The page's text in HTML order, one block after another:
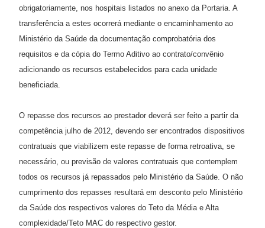
obrigatoriamente, nos hospitais listados no anexo da Portaria. A
transferência a estes ocorrerá mediante o encaminhamento ao
Ministério da Saúde da documentação comprobatória dos
requisitos e da cópia do Termo Aditivo ao contrato/convênio
adicionando os recursos estabelecidos para cada unidade
beneficiada.
O repasse dos recursos ao prestador deverá ser feito a partir da
competência julho de 2012, devendo ser encontrados dispositivos
contratuais que viabilizem este repasse de forma retroativa, se
necessário, ou previsão de valores contratuais que contemplem
todos os recursos já repassados pelo Ministério da Saúde. O não
cumprimento dos repasses resultará em desconto pelo Ministério
da Saúde dos respectivos valores do Teto da Média e Alta
complexidade/Teto MAC do respectivo gestor.